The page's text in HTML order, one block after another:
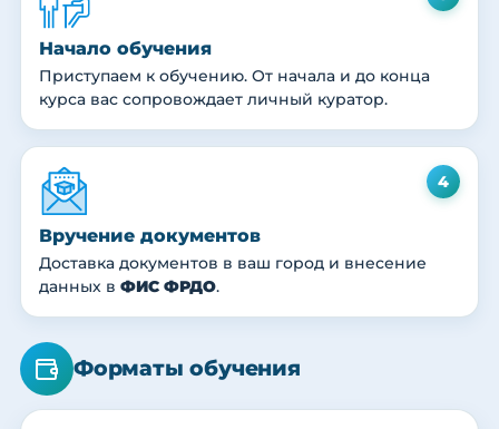
Начало обучения
Приступаем к обучению. От начала и до конца
курса вас сопровождает личный куратор.
4
Вручение документов
Доставка документов в ваш город и внесение
данных в ФИС ФРДО.
Форматы обучения